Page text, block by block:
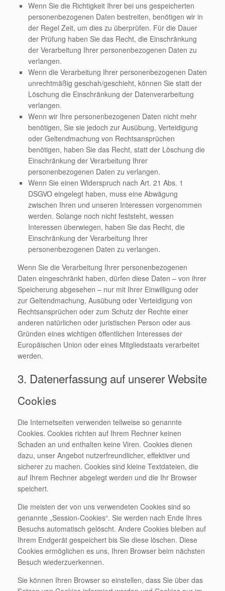
Wenn Sie die Richtigkeit Ihrer bei uns gespeicherten
personenbezogenen Daten bestreiten, benötigen wir in
der Regel Zeit, um dies zu überprüfen. Für die Dauer
der Prüfung haben Sie das Recht, die Einschränkung
der Verarbeitung Ihrer personenbezogenen Daten zu
verlangen.
Wenn die Verarbeitung Ihrer personenbezogenen Daten
unrechtmäßig geschah/geschieht, können Sie statt der
Löschung die Einschränkung der Datenverarbeitung
verlangen.
Wenn wir Ihre personenbezogenen Daten nicht mehr
benötigen, Sie sie jedoch zur Ausübung, Verteidigung
oder Geltendmachung von Rechtsansprüchen
benötigen, haben Sie das Recht, statt der Löschung die
Einschränkung der Verarbeitung Ihrer
personenbezogenen Daten zu verlangen.
Wenn Sie einen Widerspruch nach Art. 21 Abs. 1
DSGVO eingelegt haben, muss eine Abwägung
zwischen Ihren und unseren Interessen vorgenommen
werden. Solange noch nicht feststeht, wessen
Interessen überwiegen, haben Sie das Recht, die
Einschränkung der Verarbeitung Ihrer
personenbezogenen Daten zu verlangen.
Wenn Sie die Verarbeitung Ihrer personenbezogenen
Daten eingeschränkt haben, dürfen diese Daten – von ihrer
Speicherung abgesehen – nur mit Ihrer Einwilligung oder
zur Geltendmachung, Ausübung oder Verteidigung von
Rechtsansprüchen oder zum Schutz der Rechte einer
anderen natürlichen oder juristischen Person oder aus
Gründen eines wichtigen öffentlichen Interesses der
Europäischen Union oder eines Mitgliedstaats verarbeitet
werden.
3. Datenerfassung auf unserer Website
Cookies
Die Internetseiten verwenden teilweise so genannte
Cookies. Cookies richten auf Ihrem Rechner keinen
Schaden an und enthalten keine Viren. Cookies dienen
dazu, unser Angebot nutzerfreundlicher, effektiver und
sicherer zu machen. Cookies sind kleine Textdateien, die
auf Ihrem Rechner abgelegt werden und die Ihr Browser
speichert.
Die meisten der von uns verwendeten Cookies sind so
genannte „Session-Cookies“. Sie werden nach Ende Ihres
Besuchs automatisch gelöscht. Andere Cookies bleiben auf
Ihrem Endgerät gespeichert bis Sie diese löschen. Diese
Cookies ermöglichen es uns, Ihren Browser beim nächsten
Besuch wiederzuerkennen.
Sie können Ihren Browser so einstellen, dass Sie über das